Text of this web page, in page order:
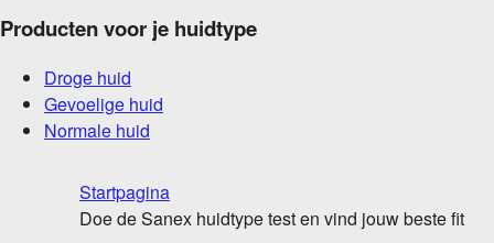
Producten voor je huidtype
Droge huid
Gevoelige huid
Normale huid
Startpagina
Doe de Sanex huidtype test en vind jouw beste fit